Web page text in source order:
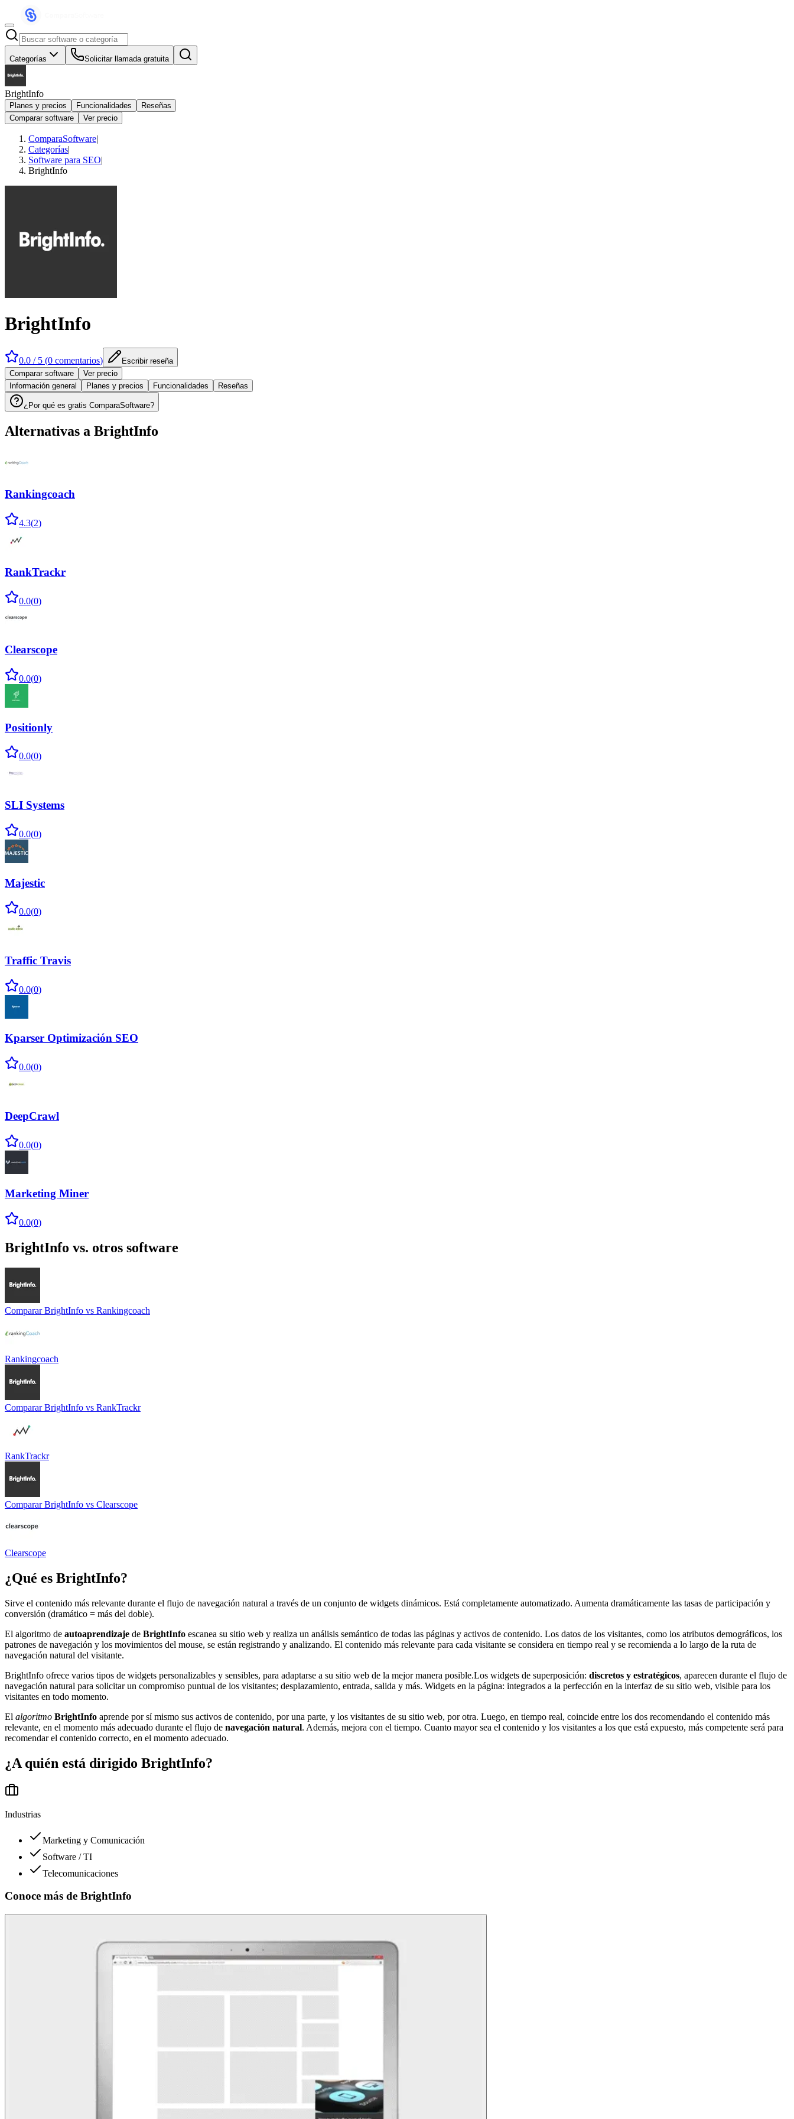
Categorías Solicitar llamada gratuita
BrightInfo
Planes y precios Funcionalidades
Reseñas
Comparar software
Ver precio
ComparaSoftware|
Categorías|
Software para SEO|
BrightInfo
BrightInfo
0.0 / 5 (0 comentarios)
Escribir reseña
Comparar software
Ver precio
Información general
Planes y precios Funcionalidades Reseñas
¿Por qué es gratis ComparaSoftware?
Alternativas a BrightInfo
Rankingcoach
4.3(2)
RankTrackr
0.0(0)
Clearscope
0.0(0)
Positionly
0.0(0)
SLI Systems
0.0(0)
Majestic
0.0(0)
Traffic Travis
0.0(0)
Kparser Optimización SEO
0.0(0)
DeepCrawl
0.0(0)
Marketing Miner
0.0(0)
BrightInfo vs. otros software
Comparar BrightInfo vs Rankingcoach
Rankingcoach
Comparar BrightInfo vs RankTrackr
RankTrackr
Comparar BrightInfo vs Clearscope
Clearscope
¿Qué es BrightInfo?
Sirve el contenido más relevante durante el flujo de navegación natural a través de un conjunto de widgets dinámicos. Está completamente automatizado. Aumenta dramáticamente las tasas de participación y
conversión (dramático = más del doble).
El algoritmo de autoaprendizaje de BrightInfo escanea su sitio web y realiza un análisis semántico de todas las páginas y activos de contenido. Los datos de los visitantes, como los atributos demográficos, los
patrones de navegación y los movimientos del mouse, se están registrando y analizando. El contenido más relevante para cada visitante se considera en tiempo real y se recomienda a lo largo de la ruta de
navegación natural del visitante.
BrightInfo ofrece varios tipos de widgets personalizables y sensibles, para adaptarse a su sitio web de la mejor manera posible.Los widgets de superposición: discretos y estratégicos, aparecen durante el flujo de
navegación natural para solicitar un compromiso puntual de los visitantes; desplazamiento, entrada, salida y más. Widgets en la página: integrados a la perfección en la interfaz de su sitio web, visible para los
visitantes en todo momento.
El algoritmo BrightInfo aprende por sí mismo sus activos de contenido, por una parte, y los visitantes de su sitio web, por otra. Luego, en tiempo real, coincide entre los dos recomendando el contenido más
relevante, en el momento más adecuado durante el flujo de navegación natural. Además, mejora con el tiempo. Cuanto mayor sea el contenido y los visitantes a los que está expuesto, más competente será para
recomendar el contenido correcto, en el momento adecuado.
¿A quién está dirigido BrightInfo?
Industrias
Marketing y Comunicación
Software / TI
Telecomunicaciones
Conoce más de BrightInfo